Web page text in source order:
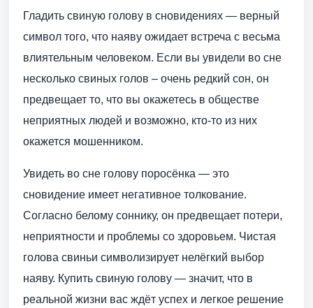
Гладить свиную голову в сновидениях — верный
символ того, что наяву ожидает встреча с весьма
влиятельным человеком. Если вы увидели во сне
несколько свиных голов – очень редкий сон, он
предвещает то, что вы окажетесь в обществе
неприятных людей и возможно, кто-то из них
окажется мошенником.
Увидеть во сне голову поросёнка — это
сновидение имеет негативное толкование.
Согласно белому соннику, он предвещает потери,
неприятности и проблемы со здоровьем. Чистая
голова свиньи символизирует нелёгкий выбор
наяву. Купить свиную голову — значит, что в
реальной жизни вас ждёт успех и легкое решение